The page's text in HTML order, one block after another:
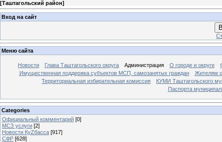
[Таштагольский район]
Вход на сайт
Меню сайта
Новости Глава Таштагольского округа Администрация О городе и округе
Имущественная поддержка субъектов МСП, самозанятых граждан
Жителям
Территориальная избирательная комиссия
КУМИ Таштагольского
Паспорта
Categories
Официальный комментарий [0]
МСЗ услуги [2]
Новости КуZбасса [917]
СФР [628]